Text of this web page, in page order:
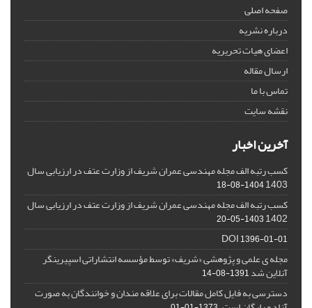
صفحه اصلی
درباره نشریه
اعضای هیات تحریریه
ارسال مقاله
تماس با ما
نقشه سایت
آخرین اخبار
کسب رتبه الف مجله مهندسی عمران شریف از وزارت عتف در ارزیابی سال
1403
1404-08-18
کسب رتبه الف مجله مهندسی عمران شریف از وزارت عتف در ارزیابی سال
1402
1403-05-20
DOI1396-01-01
مجله ی علمی و پژوهشی «شریف» توسط مؤسسه انتشاراتی اسپیرینگر
آنلاین شد1391-08-14
دسترسی به فایل کامل مقالات برای علاقه مندان و خوانندگان به صورت